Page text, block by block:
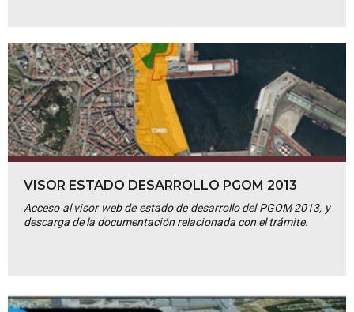
VISOR ESTADO DESARROLLO PGOM 2013
Acceso al visor web de estado de desarrollo del PGOM 2013, y
descarga de la documentación relacionada con el trámite.